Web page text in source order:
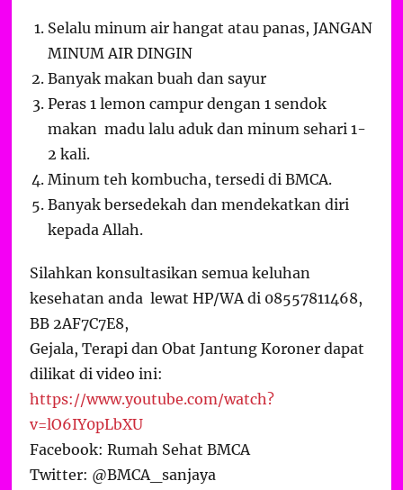
Selalu minum air hangat atau panas, JANGAN
MINUM AIR DINGIN
Banyak makan buah dan sayur
Peras 1 lemon campur dengan 1 sendok
makan madu lalu aduk dan minum sehari 1-
2 kali.
Minum teh kombucha, tersedi di BMCA.
Banyak bersedekah dan mendekatkan diri
kepada Allah.
Silahkan konsultasikan semua keluhan
kesehatan anda lewat HP/WA di 08557811468,
BB 2AF7C7E8,
Gejala, Terapi dan Obat Jantung Koroner dapat
dilikat di video ini:
https://www.youtube.com/watch?
v=lO6IY0pLbXU
Facebook: Rumah Sehat BMCA
Twitter: @BMCA_sanjaya